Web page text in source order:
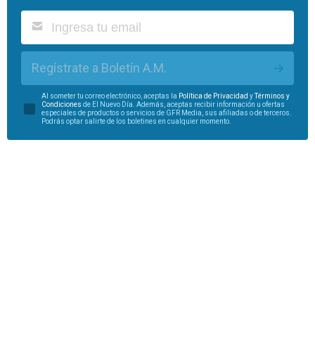
Regístrate a Boletín A.M.
Al someter tu correo electrónico, aceptas la Política de Privacidad y
Términos y
Condiciones de El Nuevo Día. Además, aceptas recibir información u ofertas
especiales de productos o servicios de GFR Media, sus afiliadas o de terceros.
Podrás optar salirte de los boletines en cualquier momento.